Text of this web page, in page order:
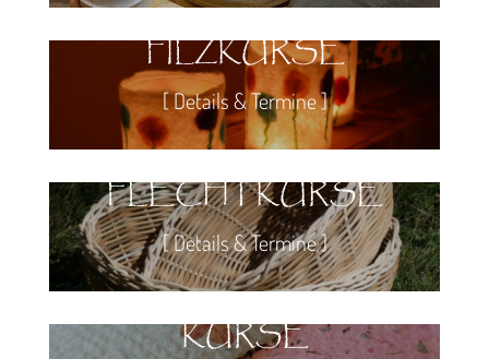
FILZKURSE
[ Details & Termine ]
FLECHTKURSE
[ Details & Termine ]
PAPIERSCHÖPF-
KURSE